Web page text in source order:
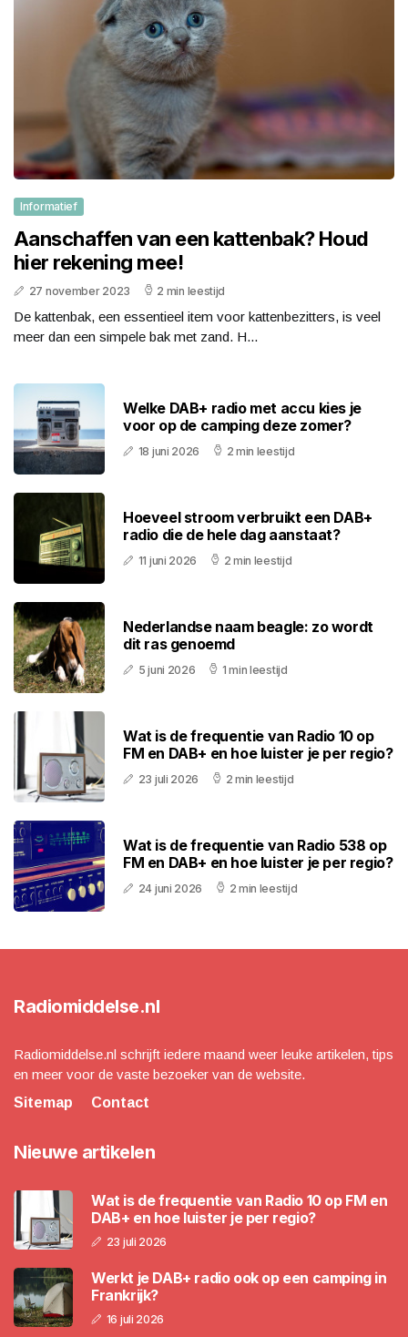
Informatief
Aanschaffen van een kattenbak? Houd
hier rekening mee!
27 november 2023 2 min leestijd
De kattenbak, een essentieel item voor kattenbezitters, is veel
meer dan een simpele bak met zand. H...
Welke DAB+ radio met accu kies je
voor op de camping deze zomer?
18 juni 2026 2 min leestijd
Hoeveel stroom verbruikt een DAB+
radio die de hele dag aanstaat?
11 juni 2026 2 min leestijd
Nederlandse naam beagle: zo wordt
dit ras genoemd
5 juni 2026 1 min leestijd
Wat is de frequentie van Radio 10 op
FM en DAB+ en hoe luister je per regio?
23 juli 2026 2 min leestijd
Wat is de frequentie van Radio 538 op
FM en DAB+ en hoe luister je per regio?
24 juni 2026 2 min leestijd
Radiomiddelse.nl
Radiomiddelse.nl schrijft iedere maand weer leuke artikelen, tips
en meer voor de vaste bezoeker van de website.
Sitemap
Contact
Nieuwe artikelen
Wat is de frequentie van Radio 10 op FM en
DAB+ en hoe luister je per regio?
23 juli 2026
Werkt je DAB+ radio ook op een camping in
Frankrijk?
16 juli 2026